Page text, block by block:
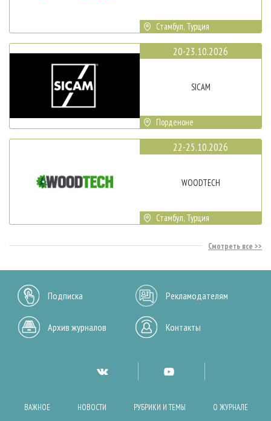
Стамбул, Турция
20-23.10.2026
SICAM
Порденоне
22-25.10.2026
WOODTECH
Стамбул, Турция
Смотреть все
Подписка Рекламодателям
Архив журналов Контакты
ВАЖНОЕ НОВОСТИ РУБРИКИ И ТЕМЫ О ЖУРНАЛЕ